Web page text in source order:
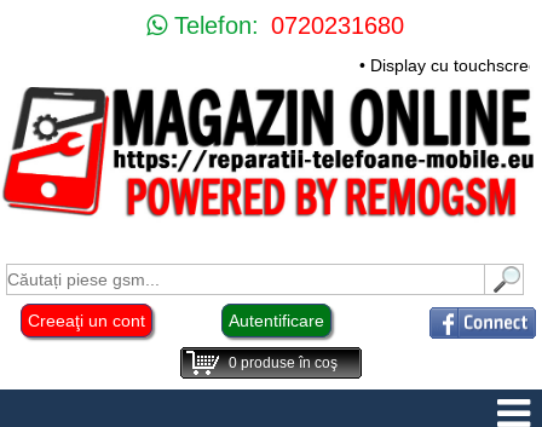
Telefon: 0720231680
• Display cu
Creeaţi un cont Autentificare
0produse în coş